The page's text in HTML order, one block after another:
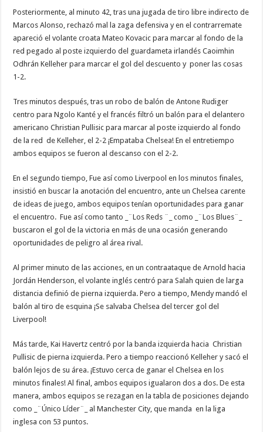
Posteriormente, al minuto 42, tras una jugada de tiro libre indirecto de
Marcos Alonso, rechazó mal la zaga defensiva y en el contrarremate
apareció el volante croata Mateo Kovacic para marcar al fondo de la
red pegado al poste izquierdo del guardameta irlandés Caoimhin
Odhrán Kelleher para marcar el gol del descuento y poner las cosas
1-2.
Tres minutos después, tras un robo de balón de Antone Rudiger
centro para Ngolo Kanté y el francés filtró un balón para el delantero
americano Christian Pullisic para marcar al poste izquierdo al fondo
de la red de Kelleher, el 2-2 ¡Empataba Chelsea! En el entretiempo
ambos equipos se fueron al descanso con el 2-2.
En el segundo tiempo, Fue así como Liverpool en los minutos finales,
insistió en buscar la anotación del encuentro, ante un Chelsea carente
de ideas de juego, ambos equipos tenían oportunidades para ganar
el encuentro. Fue así como tanto _¨Los Reds ¨_ como _¨Los Blues¨_
buscaron el gol de la victoria en más de una ocasión generando
oportunidades de peligro al área rival.
Al primer minuto de las acciones, en un contraataque de Arnold hacia
Jordán Henderson, el volante inglés centró para Salah quien de larga
distancia definió de pierna izquierda. Pero a tiempo, Mendy mandó el
balón al tiro de esquina ¡Se salvaba Chelsea del tercer gol del
Liverpool!
Más tarde, Kai Havertz centró por la banda izquierda hacia Christian
Pullisic de pierna izquierda. Pero a tiempo reaccionó Kelleher y sacó el
balón lejos de su área. ¡Estuvo cerca de ganar el Chelsea en los
minutos finales! Al final, ambos equipos igualaron dos a dos. De esta
manera, ambos equipos se rezagan en la tabla de posiciones dejando
como _¨Único Líder¨_ al Manchester City, que manda en la liga
inglesa con 53 puntos.